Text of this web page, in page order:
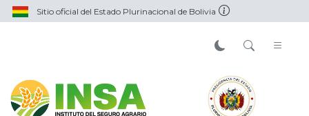
Sitio oficial del Estado Plurinacional de Bolivia